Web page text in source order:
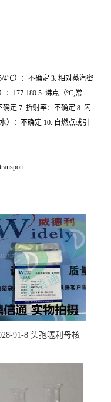
4℃）：不确定 3. 相对蒸汽密
：177-180 5. 沸点（ºC,常
定 7. 折射率：不确定 8. 闪
）：不确定 10. 自燃点或引
91-8 头孢噻利母核